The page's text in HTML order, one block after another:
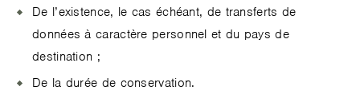
De l’existence, le cas échéant, de transferts de
données à caractère personnel et du pays de
destination ;
De la durée de conservation.